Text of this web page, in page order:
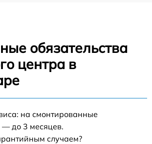
обязательства
центра в
на смонтированные
до 3 месяцев.
случаем?